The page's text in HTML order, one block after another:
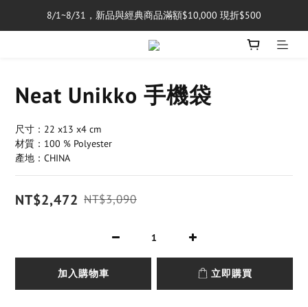
單筆消費滿$5,000享免運費
8/1~8/31，新品與經典商品滿額$10,000 現折$500
單筆消費滿$5,000享免運費
Neat Unikko 手機袋
尺寸：22 x13 x4 cm
材質：100 % Polyester
產地：CHINA
NT$2,472 NT$3,090
加入購物車 立即購買